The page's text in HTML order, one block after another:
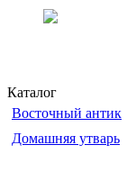
Каталог
Восточный антик
Домашняя утварь